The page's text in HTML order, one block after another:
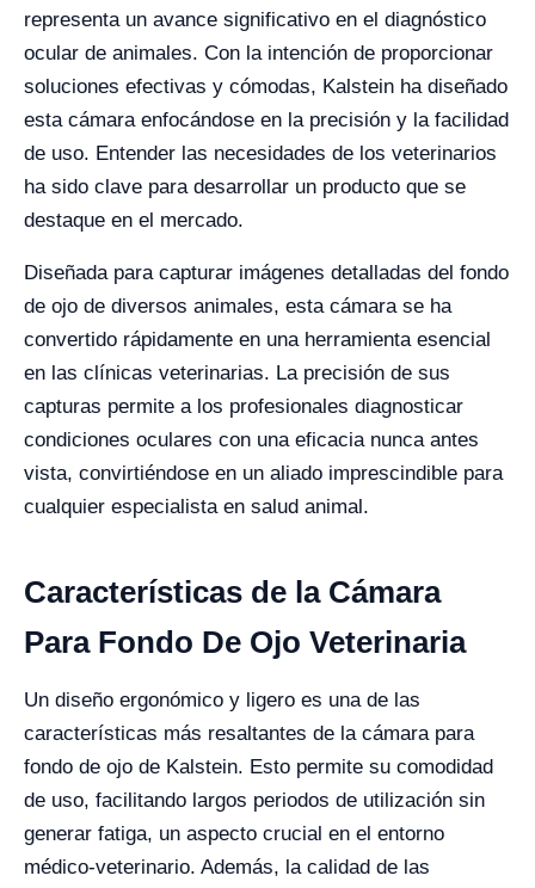
representa un avance significativo en el diagnóstico
ocular de animales. Con la intención de proporcionar
soluciones efectivas y cómodas, Kalstein ha diseñado
esta cámara enfocándose en la precisión y la facilidad
de uso. Entender las necesidades de los veterinarios
ha sido clave para desarrollar un producto que se
destaque en el mercado.
Diseñada para capturar imágenes detalladas del fondo
de ojo de diversos animales, esta cámara se ha
convertido rápidamente en una herramienta esencial
en las clínicas veterinarias. La precisión de sus
capturas permite a los profesionales diagnosticar
condiciones oculares con una eficacia nunca antes
vista, convirtiéndose en un aliado imprescindible para
cualquier especialista en salud animal.
Características de la Cámara
Para Fondo De Ojo Veterinaria
Un diseño ergonómico y ligero es una de las
características más resaltantes de la cámara para
fondo de ojo de Kalstein. Esto permite su comodidad
de uso, facilitando largos periodos de utilización sin
generar fatiga, un aspecto crucial en el entorno
médico-veterinario. Además, la calidad de las